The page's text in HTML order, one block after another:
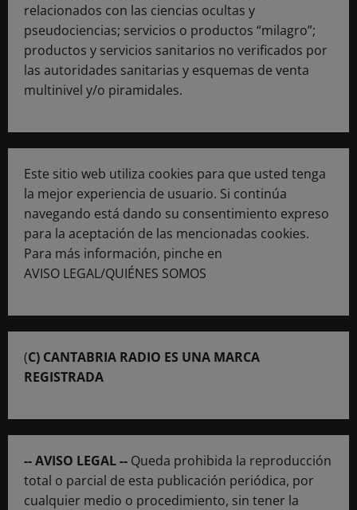
relacionados con las ciencias ocultas y
pseudociencias; servicios o productos “milagro”;
productos y servicios sanitarios no verificados por
las autoridades sanitarias y esquemas de venta
multinivel y/o piramidales.
Este sitio web utiliza cookies para que usted tenga
la mejor experiencia de usuario. Si continúa
navegando está dando su consentimiento expreso
para la aceptación de las mencionadas cookies.
Para más información, pinche en
AVISO LEGAL/QUIÉNES SOMOS
(C) CANTABRIA RADIO ES UNA MARCA
REGISTRADA
-- AVISO LEGAL -- Queda prohibida la reproducción
total o parcial de esta publicación periódica, por
cualquier medio o procedimiento, sin tener la